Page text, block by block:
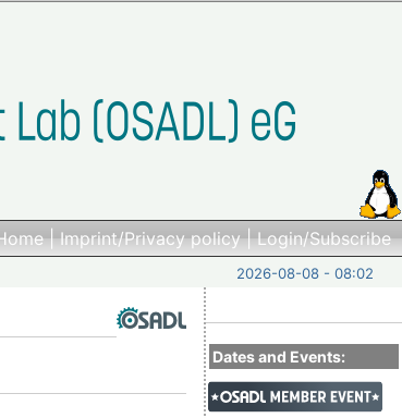
|Imprint/Privacy policy|Login/Subscribe
2026-08-08 - 08:02
Dates and Events: